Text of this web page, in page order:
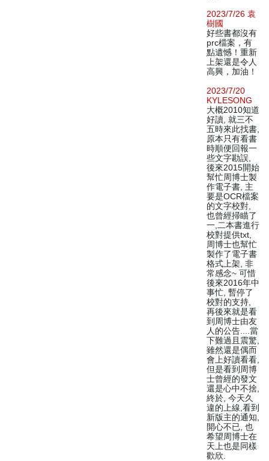
2023/7/26 袁
樹國
好些書都沒有
prc檔案，有
點遺憾！重新
上架還是令人
高興，加油！
2023/7/20
KYLESONG
大概2010知道
好讀, 就三不
五時來此找書,
原本只有看書
時順便回報一
些文字勘誤,
後來2015開始
幫忙周博士製
作電子書, 主
要是OCR檔案
的文字校對,
也曾經掃瞄了
一,二本書進行
校對提供txt,
周博士也幫忙
製作了電子書
格式上架, 非
常感念~ 可惜
後來2016年中
事忙, 暫停了
校對的支持,
再後來就是看
到周博士由友
人的公告....當
下難過且震驚,
雖然還是偶而
會上好讀看看,
但是看到周博
士曾經的發文
還是心中不捨,
終於, 今天久
違的上線,看到
新版主的通知,
開心不已, 也
希望周博士在
天上也是同樣
歡欣.